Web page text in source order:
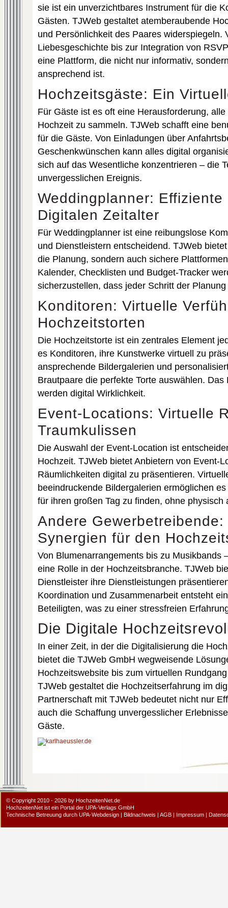
sie ist ein unverzichtbares Instrument für die
Gästen. TJWeb gestaltet atemberaubende
und Persönlichkeit des Paares widerspiegeln.
Liebesgeschichte bis zur Integration von
eine Plattform, die nicht nur informativ,
ansprechend ist.
Hochzeitsgäste: Ein
Für Gäste ist es oft eine Herausforderung,
Hochzeit zu sammeln. TJWeb schafft eine
für die Gäste. Von Einladungen über
Geschenkwünschen kann alles digital
sich auf das Wesentliche konzentrieren – die
unvergesslichen Ereignis.
Weddingplanner:
Digitalen Zeitalter
Für Weddingplanner ist eine reibungslose
und Dienstleistern entscheidend. TJWeb
die Planung, sondern auch sichere
Kalender, Checklisten und Budget-Tracker
sicherzustellen, dass jeder Schritt der
Konditoren: Virtuelle
Hochzeitstorten
Die Hochzeitstorte ist ein zentrales Element
es Konditoren, ihre Kunstwerke virtuell zu
ansprechende Bildergalerien und
Brautpaare die perfekte Torte auswählen.
werden digital Wirklichkeit.
Event-Locations: Virtuelle
Traumkulissen
Die Auswahl der Event-Location ist
Hochzeit. TJWeb bietet Anbietern von Event-
Räumlichkeiten digital zu präsentieren.
beeindruckende Bildergalerien ermöglichen
für ihren großen Tag zu finden, ohne physisch
Andere
Synergien für den
Von Blumenarrangements bis zu Musikbands
eine Rolle in der Hochzeitsbranche. TJWeb
Dienstleister ihre Dienstleistungen
Koordination und Zusammenarbeit entsteht
Beteiligten, was zu einer stressfreien
Die Digitale
In einer Zeit, in der die Digitalisierung die
bietet die TJWeb GmbH wegweisende
Hochzeitswebsite bis zum virtuellen
TJWeb gestaltet die Hochzeitserfahrung im
Partnerschaft mit TJWeb bedeutet nicht nur
auch die Schaffung unvergesslicher
Gäste.
© Copyright 2010 - 2026 by HochzeitenNet.de
HochzeitenNet ist ein Portal der UPA-Verlags GmbH
Technische Betreuung durch UPA-Webdesign | Bildnachweis | AGB | Impressum |